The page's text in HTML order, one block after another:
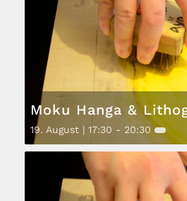
Moku Hanga &
19. August | 17:30 - 20:30